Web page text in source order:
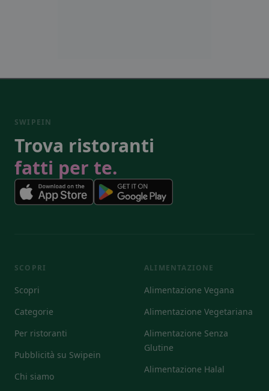
SWIPEIN
Trova ristoranti
fatti per te.
SCOPRI
Scopri
Categorie
Per ristoranti
Pubblicità su Swipein
Chi siamo
ALIMENTAZIONE
Alimentazione Vegana
Alimentazione Vegetariana
Alimentazione Senza
Glutine
Alimentazione Halal